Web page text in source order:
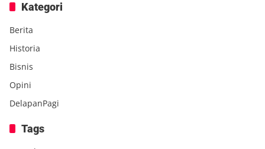
Kategori
Berita
Historia
Bisnis
Opini
DelapanPagi
Tags